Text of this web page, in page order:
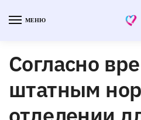
МЕНЮ
Согласно
штатным